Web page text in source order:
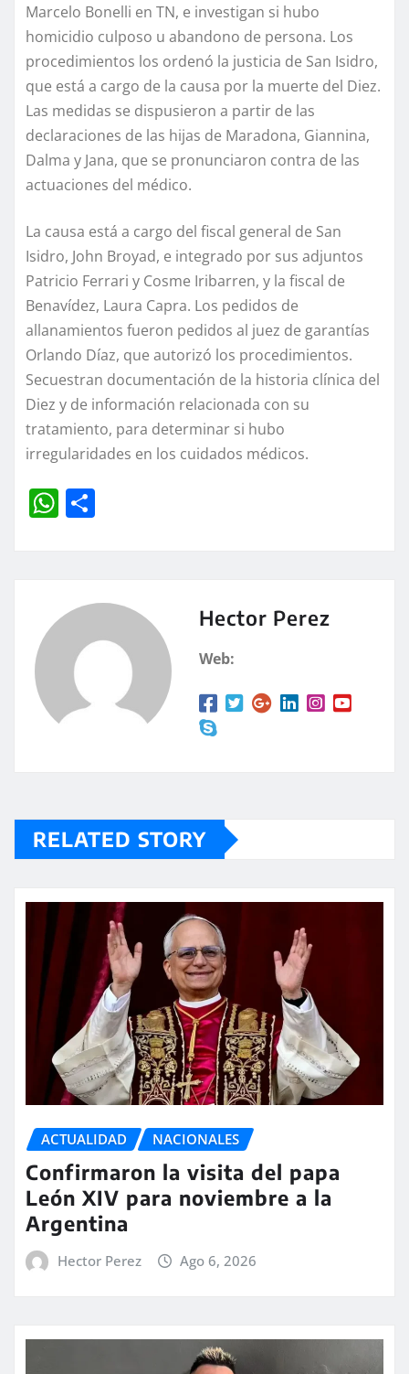
Marcelo Bonelli en TN, e investigan si hubo
homicidio culposo u abandono de persona. Los
procedimientos los ordenó la justicia de San Isidro,
que está a cargo de la causa por la muerte del Diez.
Las medidas se dispusieron a partir de las
declaraciones de las hijas de Maradona, Giannina,
Dalma y Jana, que se pronunciaron contra de las
actuaciones del médico.
La causa está a cargo del fiscal general de San
Isidro, John Broyad, e integrado por sus adjuntos
Patricio Ferrari y Cosme Iribarren, y la fiscal de
Benavídez, Laura Capra. Los pedidos de
allanamientos fueron pedidos al juez de garantías
Orlando Díaz, que autorizó los procedimientos.
Secuestran documentación de la historia clínica del
Diez y de información relacionada con su
tratamiento, para determinar si hubo
irregularidades en los cuidados médicos.
W
A
p
rt
Hector Perez
Web:
RELATED STORY
ACTUALIDAD NACIONALES
Confirmaron la visita del papa
León XIV para noviembre a la
Argentina
Hector Perez Ago 6, 2026